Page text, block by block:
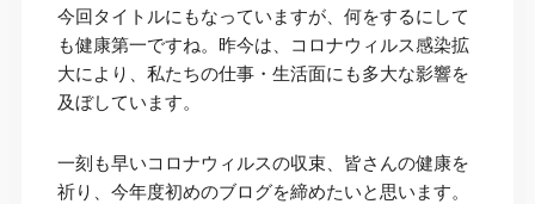
今回タイトルにもなっていますが、何をするにして
も健康第一ですね。昨今は、コロナウィルス感染拡
大により、私たちの仕事・生活面にも多大な影響を
及ぼしています。
一刻も早いコロナウィルスの収束、皆さんの健康を
祈り、今年度初めのブログを締めたいと思います。